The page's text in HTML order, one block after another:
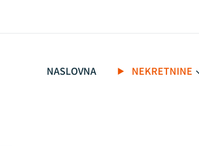
NASLOVNA NEKRETNINE